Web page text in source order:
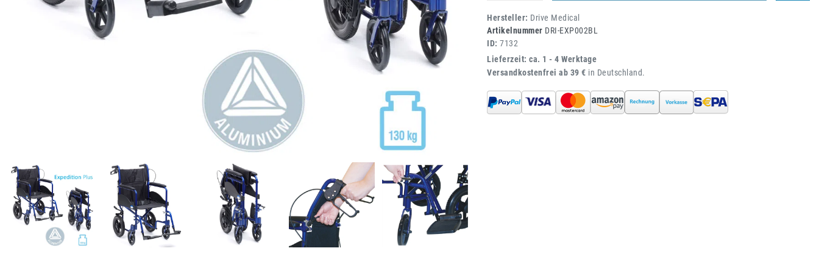
Hersteller: Drive Medical
Artikelnummer DRI-EXP002BL
ID: 7132
Lieferzeit: ca. 1 - 4 Werktage
Versandkostenfrei ab 39 € in Deutschland.